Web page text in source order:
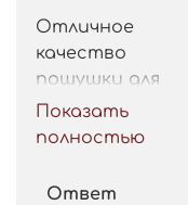
Отличное
качество
пошушки для
такой цены.
Рекомендую.
Показать
полностью
Ответ